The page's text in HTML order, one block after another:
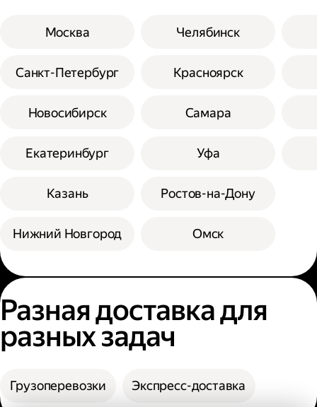
Москва
Санкт-Петербург
Новосибирск
Екатеринбург
Казань
Нижний Новгород
Челябинск
Красноярск
Самара
Уфа
Ростов-на-Дону
Омск
Разная доставка для
разных задач
Грузоперевозки Экспресс-доставка